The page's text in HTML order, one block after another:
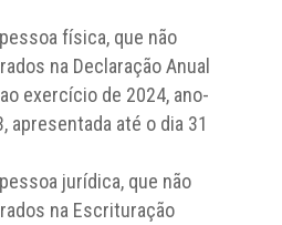
física, que não
na Declaração Anual
exercício de 2024, ano-
apresentada até o dia 31
jurídica, que não
na Escrituração